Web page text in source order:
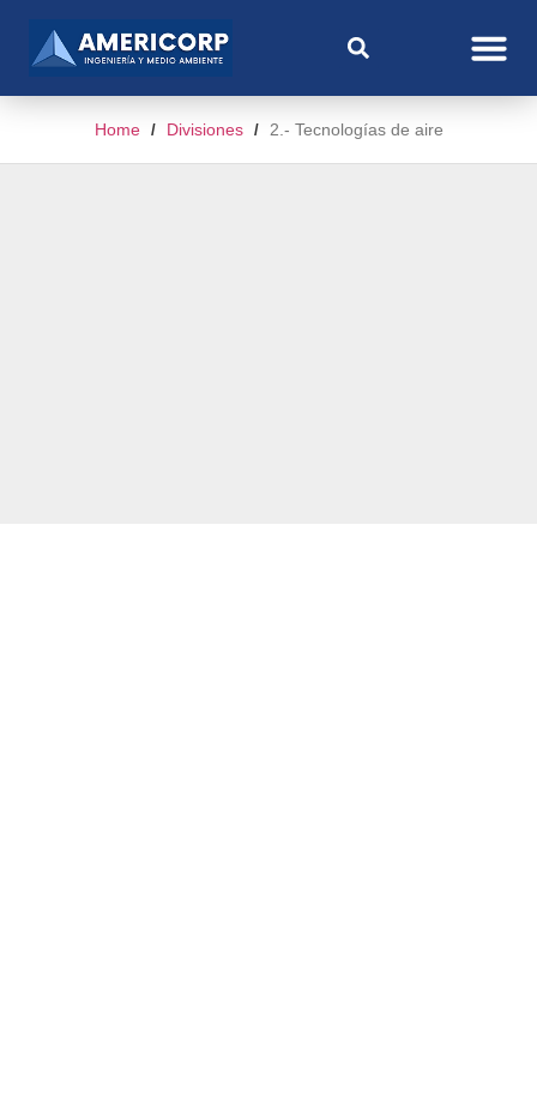
Home / Divisiones / 2.- Tecnologías de aire